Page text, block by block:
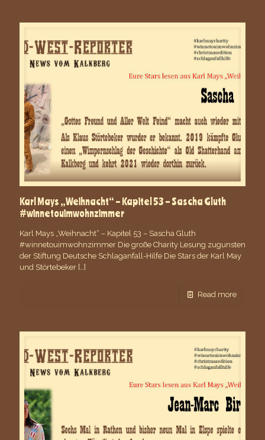
Karl Mays „Weihnacht“ – Kapitel 53 – Sascha Gluth
#winnetouimwohnzimmer
Karl Mays „Weihnacht“ – Kapitel 53 – Sascha Gluth
#winnetouimwohnzimmer Die große Charity Lesung zugunsten
der Stiftung Deutsche Schlaganfall-Hilfe Die Stars der Karl May
und Störtebeker […]
Read more